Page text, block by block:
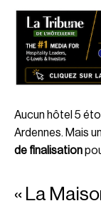
Aucun hôtel 5
Ardennes. Mais
de finalisation
« La